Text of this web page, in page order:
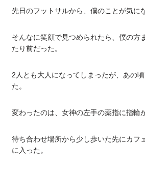
先日のフットサルから、僕のことが気に
そんなに笑顔で見つめられたら、僕の方
たり前だった。
2人とも大人になってしまったが、あの
た。
変わったのは、女神の左手の薬指に指輪
待ち合わせ場所から少し歩いた先にカフ
に入った。